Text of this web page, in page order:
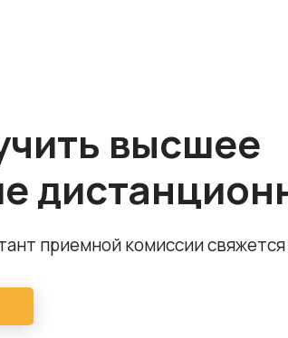
высшее
приемной комиссии